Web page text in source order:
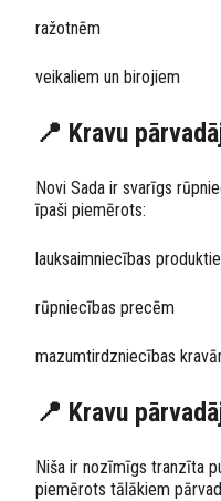
ražotnēm
veikaliem un birojiem
📍 Kravu
Novi Sada ir svarīgs
īpaši piemērots:
lauksaimniecības
rūpniecības precēm
mazumtirdzniecības
📍 Kravu
Niša ir nozīmīgs tranzīta
piemērots tālākiem